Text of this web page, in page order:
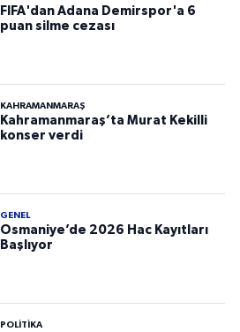
FIFA'dan Adana Demirspor'a 6
puan silme cezası
KAHRAMANMARAŞ
Kahramanmaraş’ta Murat Kekilli
konser verdi
GENEL
Osmaniye’de 2026 Hac Kayıtları
Başlıyor
POLITIKA